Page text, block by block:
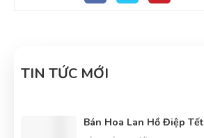
TIN TỨC MỚI
Bán Hoa Lan Hồ Điệp Tết